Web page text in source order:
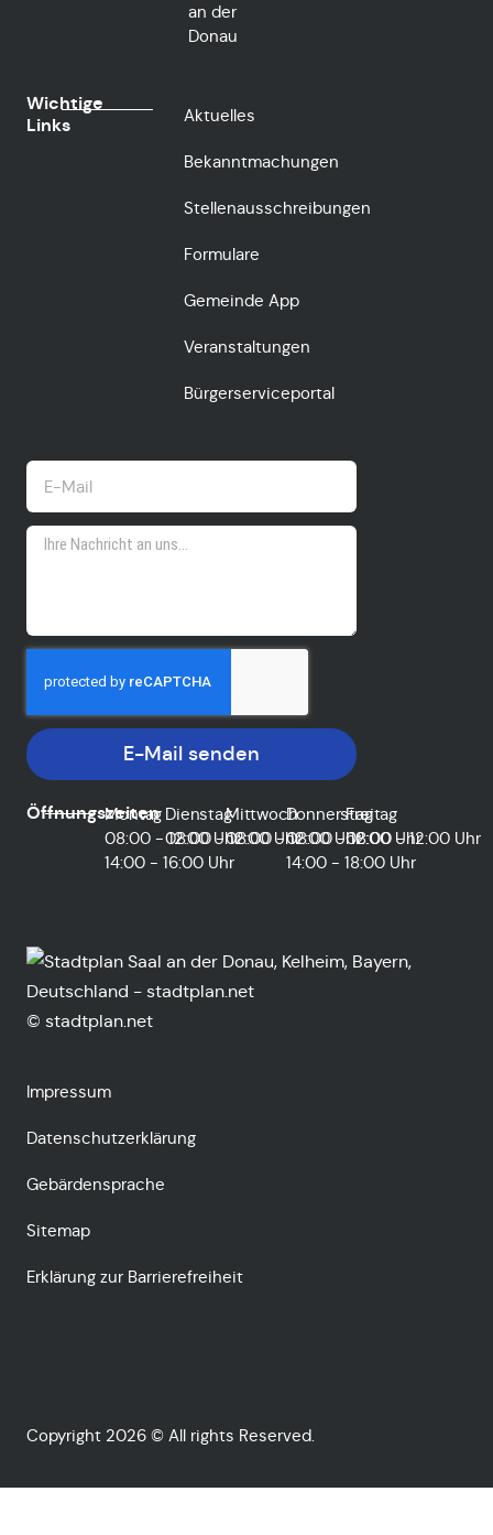
an der
Donau
Wichtige
Links
Aktuelles
Bekanntmachungen
Stellenausschreibungen
Formulare
Gemeinde App
Veranstaltungen
Bürgerserviceportal
E-Mail senden
Öffnungszeiten
Montag
08:00 - 12:00 Uhr
14:00 - 16:00 Uhr
Dienstag
08:00 - 12:00 Uhr
Mittwoch
08:00 - 12:00 Uhr
Donnerstag
08:00 - 12:00 Uhr
14:00 - 18:00 Uhr
Freitag
08:00 - 12:00 Uhr
© stadtplan.net
Impressum
Datenschutzerklärung
Gebärdensprache
Sitemap
Erklärung zur Barrierefreiheit
Copyright 2026 © All rights Reserved.